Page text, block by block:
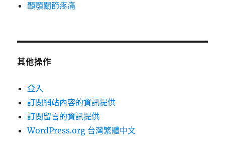
顳顎關節疼痛
其他操作
登入
訂閱網站內容的資訊提供
訂閱留言的資訊提供
WordPress.org 台灣繁體中文